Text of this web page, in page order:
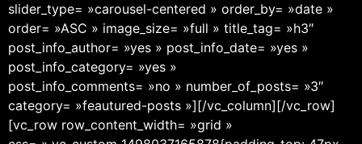
slider_type= »carousel-centered » order_by= »date »
order= »ASC » image_size= »full » title_tag= »h3″
post_info_author= »yes » post_info_date= »yes »
post_info_category= »yes »
post_info_comments= »no » number_of_posts= »3″
category= »feautured-posts »][/vc_column][/vc_row]
[vc_row row_content_width= »grid »